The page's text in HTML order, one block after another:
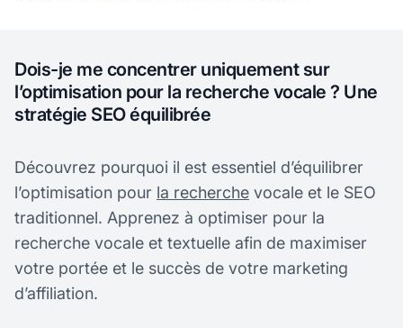
Dois-je me concentrer uniquement sur
l’optimisation pour la recherche vocale ? Une
stratégie SEO équilibrée
Découvrez pourquoi il est essentiel d’équilibrer
l’optimisation pour la recherche vocale et le SEO
traditionnel. Apprenez à optimiser pour la
recherche vocale et textuelle afin de maximiser
votre portée et le succès de votre marketing
d’affiliation.